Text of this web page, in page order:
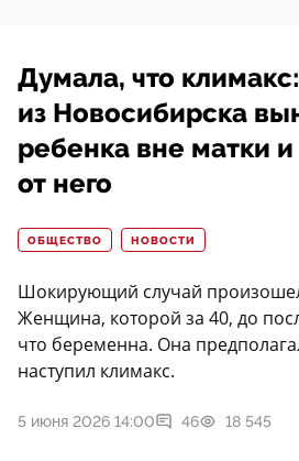
Думала, что
из Новосибирска
ребенка вне матки и
от него
ОБЩЕСТВО НОВОСТИ
Шокирующий случай
Женщина, которой за 40, до
что беременна. Она
наступил климакс.
5 июня 2026 14:00 46 18 545